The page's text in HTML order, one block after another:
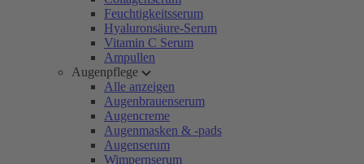
Feuchtigkeitsserum
Hyaluronsäure-Serum
Vitamin C Serum
Ampullen
Augenpflege
Alle anzeigen
Augenbrauenserum
Augencreme
Augenmasken & -pads
Augenserum
Wimpernserum